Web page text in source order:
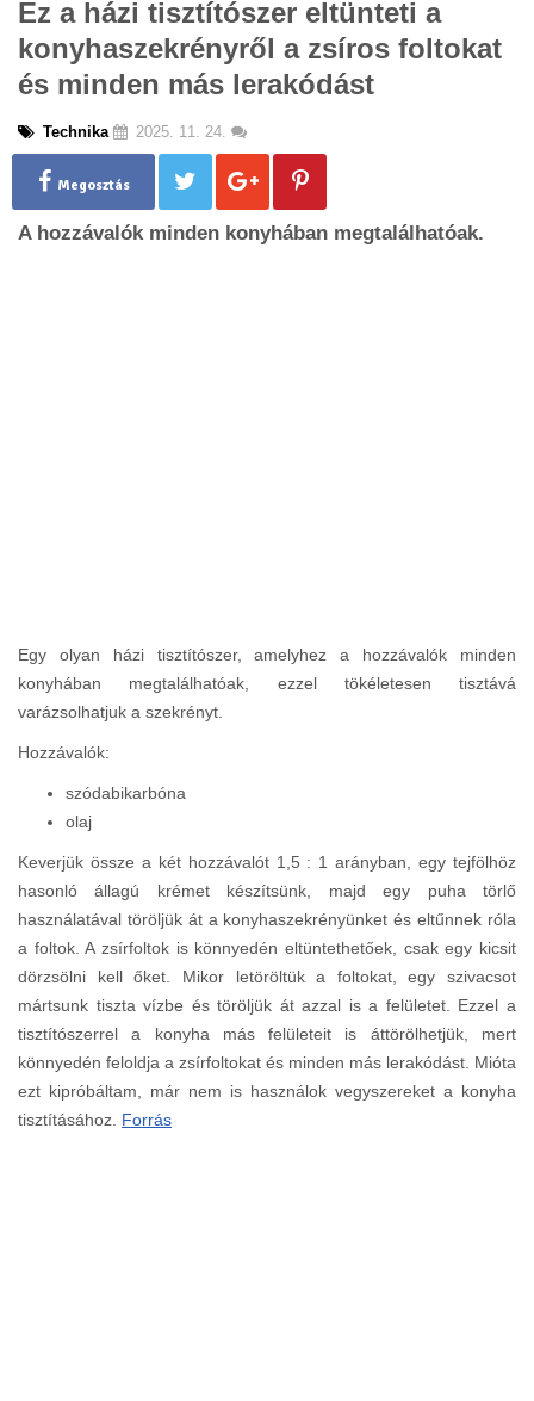
l
Ez a házi tisztítószer eltünteti a
konyhaszekrényről a zsíros foltokat
és minden más lerakódást
Technika 2025. 11. 24.
Megosztás
A hozzávalók minden konyhában megtalálhatóak.
Egy olyan házi tisztítószer, amelyhez a hozzávalók minden
konyhában megtalálhatóak, ezzel tökéletesen tisztává
varázsolhatjuk a szekrényt.
Hozzávalók:
szódabikarbóna
olaj
Keverjük össze a két hozzávalót 1,5 : 1 arányban, egy tejfölhöz
hasonló állagú krémet készítsünk, majd egy puha törlő
használatával töröljük át a konyhaszekrényünket és eltűnnek róla
a foltok. A zsírfoltok is könnyedén eltüntethetőek, csak egy kicsit
dörzsölni kell őket. Mikor letöröltük a foltokat, egy szivacsot
mártsunk tiszta vízbe és töröljük át azzal is a felületet. Ezzel a
tisztítószerrel a konyha más felületeit is áttörölhetjük, mert
könnyedén feloldja a zsírfoltokat és minden más lerakódást. Mióta
ezt kipróbáltam, már nem is használok vegyszereket a konyha
tisztításához. Forrás